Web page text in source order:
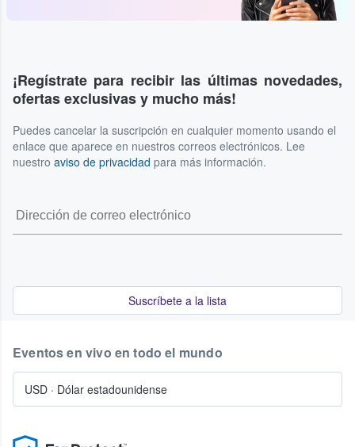
¡Regístrate para recibir las últimas novedades,
ofertas exclusivas y mucho más!
Puedes cancelar la suscripción en cualquier momento usando el
enlace que aparece en nuestros correos electrónicos. Lee
nuestro aviso de privacidad para más información.
Suscríbete a la lista
Eventos en vivo en todo el mundo
USD · Dólar estadounidense